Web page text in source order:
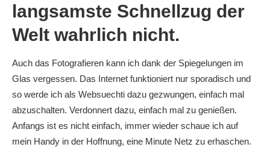
langsamste Schnellzug der
Welt wahrlich nicht.
Auch das Fotografieren kann ich dank der Spiegelungen im
Glas vergessen. Das Internet funktioniert nur sporadisch und
so werde ich als Websuechti dazu gezwungen, einfach mal
abzuschalten. Verdonnert dazu, einfach mal zu genießen.
Anfangs ist es nicht einfach, immer wieder schaue ich auf
mein Handy in der Hoffnung, eine Minute Netz zu erhaschen.